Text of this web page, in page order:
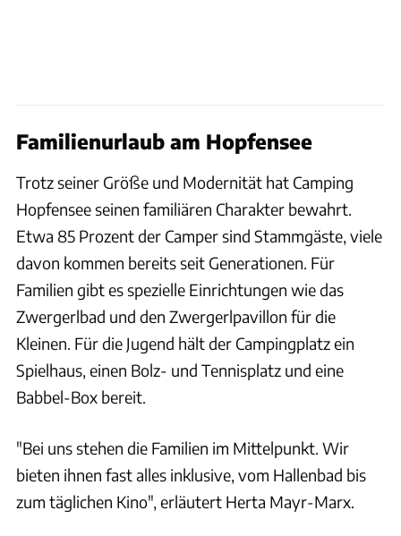
Familienurlaub am Hopfensee
Trotz seiner Größe und Modernität hat Camping
Hopfensee seinen familiären Charakter bewahrt.
Etwa 85 Prozent der Camper sind Stammgäste, viele
davon kommen bereits seit Generationen. Für
Familien gibt es spezielle Einrichtungen wie das
Zwergerlbad und den Zwergerlpavillon für die
Kleinen. Für die Jugend hält der Campingplatz ein
Spielhaus, einen Bolz- und Tennisplatz und eine
Babbel-Box bereit.
"Bei uns stehen die Familien im Mittelpunkt. Wir
bieten ihnen fast alles inklusive, vom Hallenbad bis
zum täglichen Kino", erläutert Herta Mayr-Marx.